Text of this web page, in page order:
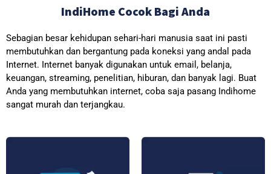
IndiHome Cocok Bagi Anda
Sebagian besar kehidupan sehari-hari manusia saat ini pasti
membutuhkan dan bergantung pada koneksi yang andal pada
Internet. Internet banyak digunakan untuk email, belanja,
keuangan, streaming, penelitian, hiburan, dan banyak lagi. Buat
Anda yang membutuhkan internet, coba saja pasang Indihome
sangat murah dan terjangkau.